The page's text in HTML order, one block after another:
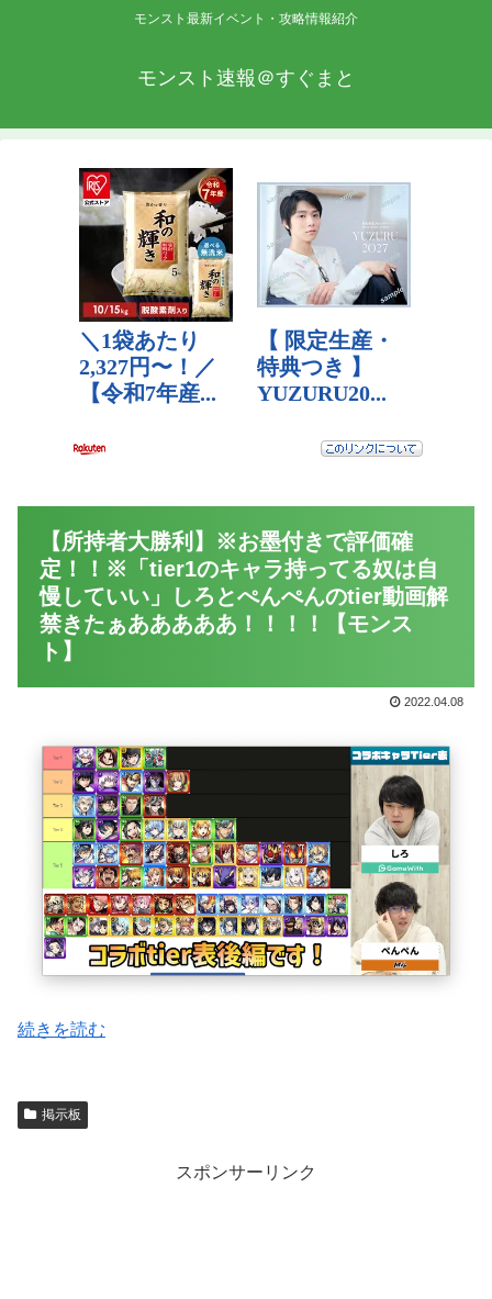
モンスト最新イベント・攻略情報紹介
モンスト速報＠すぐまと
【所持者大勝利】※お墨付きで評価確
定！！※「tier1のキャラ持ってる奴は自
慢していい」しろとぺんぺんのtier動画解
禁きたぁあああああ！！！！【モンス
ト】
2022.04.08
続きを読む
掲示板
スポンサーリンク